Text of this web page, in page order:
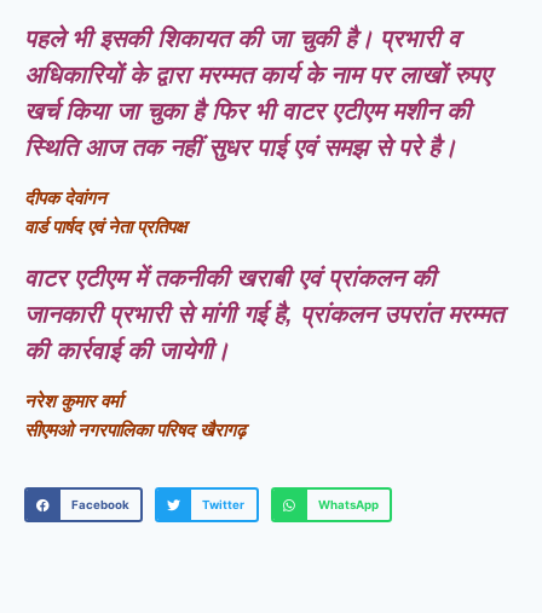
पहले भी इसकी शिकायत की जा चुकी है। प्रभारी व
अधिकारियों के द्वारा मरम्मत कार्य के नाम पर लाखों रुपए
खर्च किया जा चुका है फिर भी वाटर एटीएम मशीन की
स्थिति आज तक नहीं सुधर पाई एवं समझ से परे है।
दीपक देवांगन
वार्ड पार्षद एवं नेता प्रतिपक्ष
वाटर एटीएम में तकनीकी खराबी एवं प्रांकलन की
जानकारी प्रभारी से मांगी गई है, प्रांकलन उपरांत मरम्मत
की कार्रवाई की जायेगी।
नरेश कुमार वर्मा
सीएमओ नगरपालिका परिषद खैरागढ़
Facebook Twitter WhatsApp